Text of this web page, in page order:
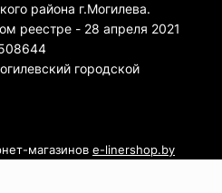
района г.Могилева.
реестре - 28 апреля 2021
городской
магазинов e-linershop.by